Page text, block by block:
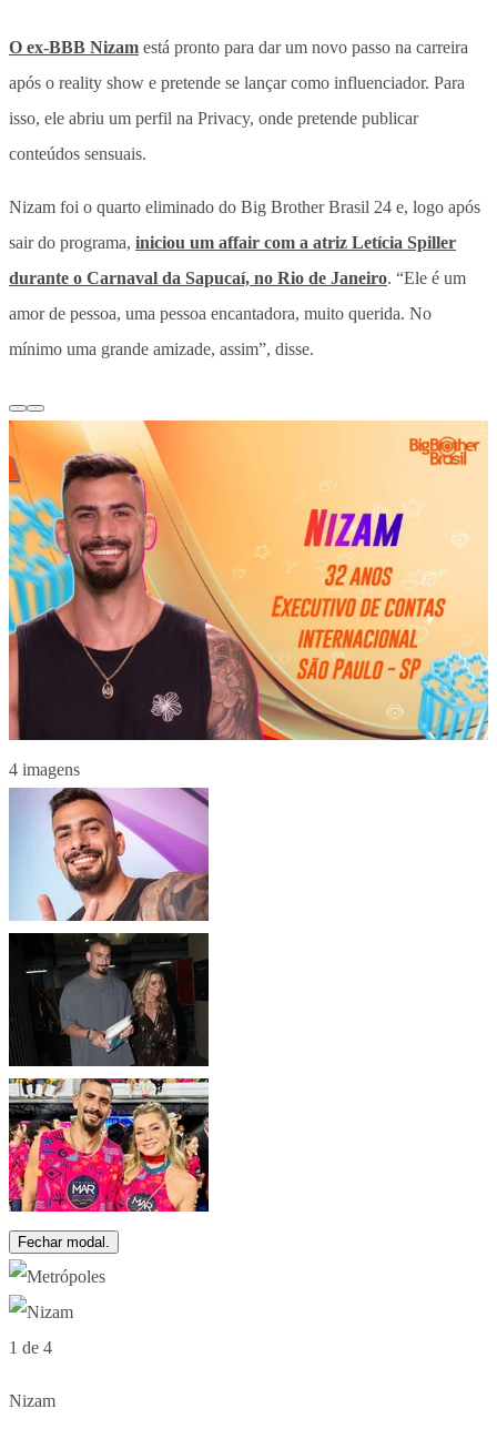
O ex-BBB Nizam está pronto para dar um novo passo na carreira
após o reality show e pretende se lançar como influenciador. Para
isso, ele abriu um perfil na Privacy, onde pretende publicar
conteúdos sensuais.
Nizam foi o quarto eliminado do Big Brother Brasil 24 e, logo após
sair do programa, iniciou um affair com a atriz Letícia Spiller
durante o Carnaval da Sapucaí, no Rio de Janeiro. “Ele é um
amor de pessoa, uma pessoa encantadora, muito querida. No
mínimo uma grande amizade, assim”, disse.
4 imagens
Fechar modal.
1 de 4
Nizam